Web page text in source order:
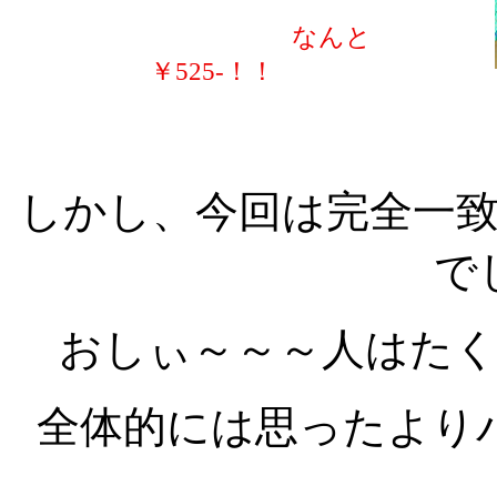
なんと
￥525-！！
しかし、今回は完全一
で
おしぃ～～～人はた
全体的には思ったよ